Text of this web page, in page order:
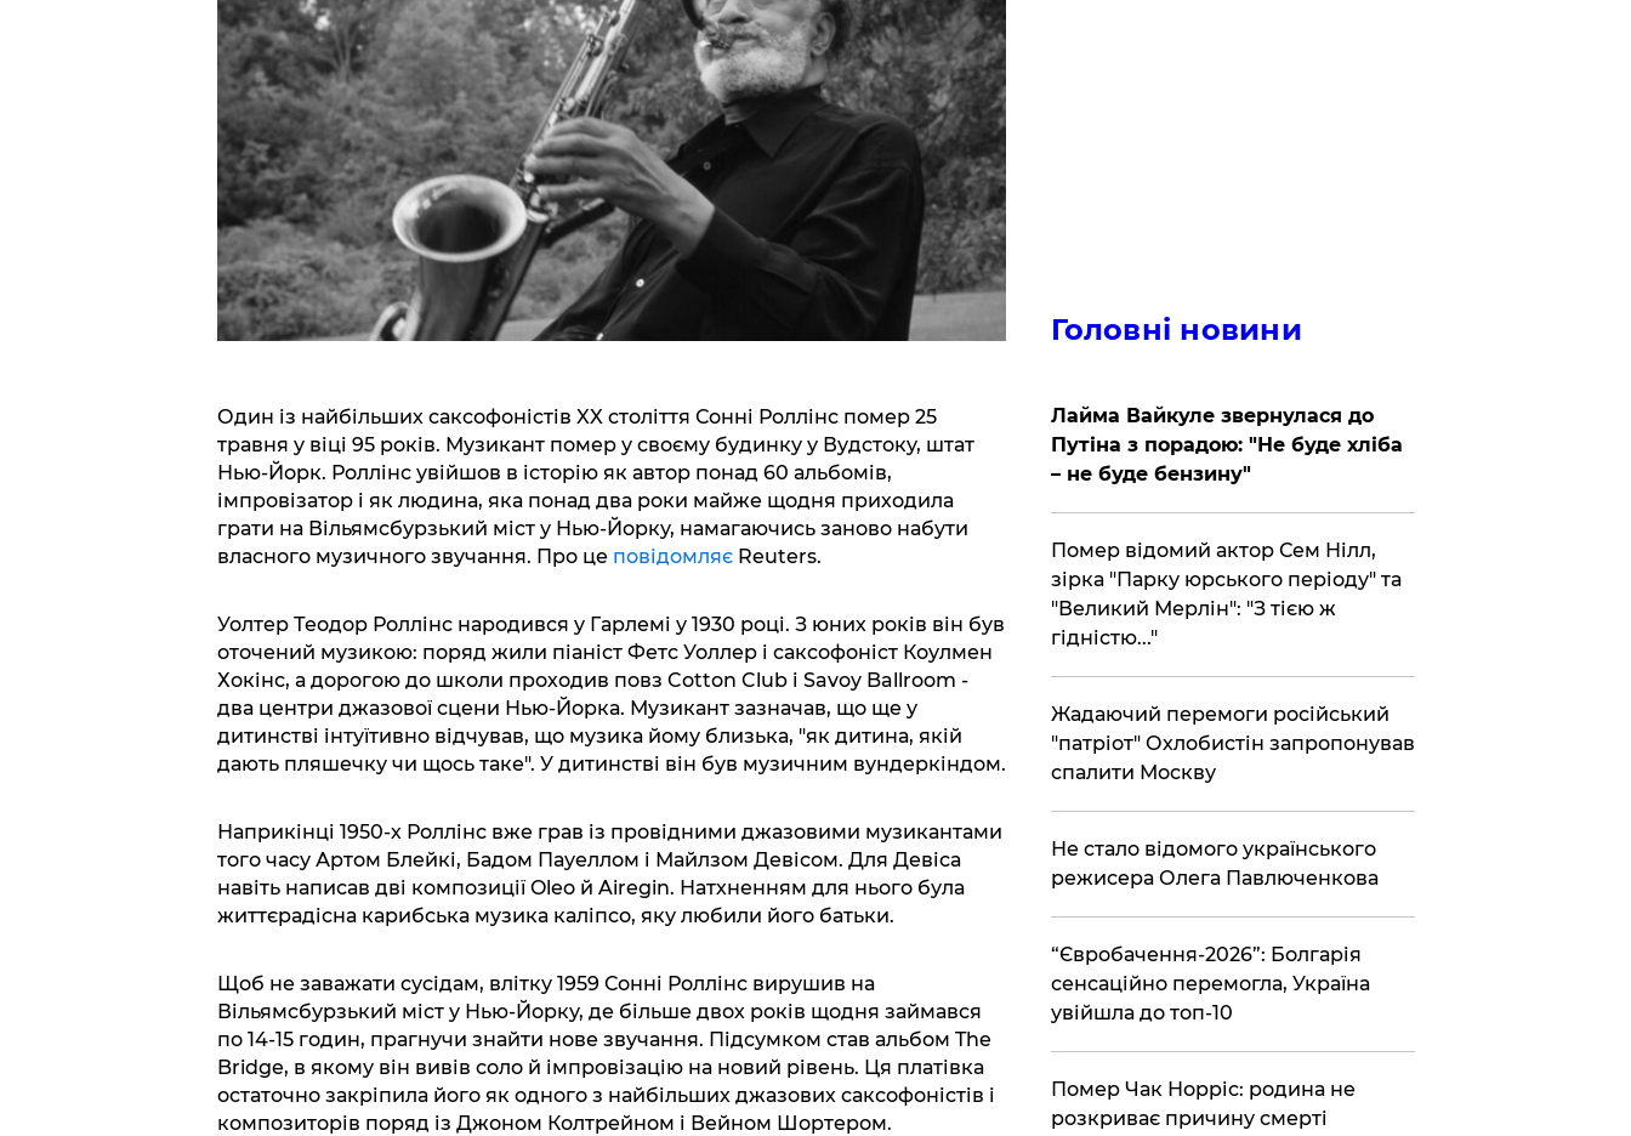
Один із найбільших саксофоністів XX століття Сонні Роллінс помер 25
травня у віці 95 років. Музикант помер у своєму будинку у Вудстоку, штат
Нью-Йорк. Роллінс увійшов в історію як автор понад 60 альбомів,
імпровізатор і як людина, яка понад два роки майже щодня приходила
грати на Вільямсбурзький міст у Нью-Йорку, намагаючись заново набути
власного музичного звучання. Про це повідомляє Reuters.
Уолтер Теодор Роллінс народився у Гарлемі у 1930 році. З юних років він був
оточений музикою: поряд жили піаніст Фетс Уоллер і саксофоніст Коулмен
Хокінс, а дорогою до школи проходив повз Cotton Club і Savoy Ballroom -
два центри джазової сцени Нью-Йорка. Музикант зазначав, що ще у
дитинстві інтуїтивно відчував, що музика йому близька, "як дитина, якій
дають пляшечку чи щось таке". У дитинстві він був музичним вундеркіндом.
Наприкінці 1950-х Роллінс вже грав із провідними джазовими музикантами
того часу Артом Блейкі, Бадом Пауеллом і Майлзом Девісом. Для Девіса
навіть написав дві композиції Oleo й Airegin. Натхненням для нього була
життєрадісна карибська музика каліпсо, яку любили його батьки.
Щоб не заважати сусідам, влітку 1959 Сонні Роллінс вирушив на
Вільямсбурзький міст у Нью-Йорку, де більше двох років щодня займався
по 14-15 годин, прагнучи знайти нове звучання. Підсумком став альбом The
Bridge, в якому він вивів соло й імпровізацію на новий рівень. Ця платівка
остаточно закріпила його як одного з найбільших джазових саксофоністів і
композиторів поряд із Джоном Колтрейном і Вейном Шортером.
Головні новини
Лайма Вайкуле звернулася до
Путіна з порадою: "Не буде хліба
– не буде бензину"
Помер відомий актор Сем Нілл,
зірка "Парку юрського періоду" та
"Великий Мерлін": "З тією ж
гідністю..."
Жадаючий перемоги російський
"патріот" Охлобистін запропонував
спалити Москву
​Не стало відомого українського
режисера Олега Павлюченкова
​“Євробачення-2026”: Болгарія
сенсаційно перемогла, Україна
увійшла до топ-10
Помер Чак Норріс: родина не
розкриває причину смерті